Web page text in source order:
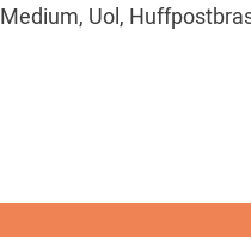
Medium, Uol,